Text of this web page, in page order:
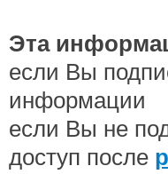
Эта
если Вы
информации
если Вы не
доступ после